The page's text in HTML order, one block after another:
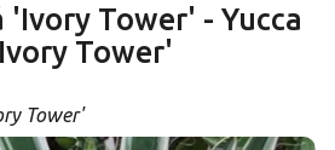
Tower' - Yucca
Tower'
Tower'